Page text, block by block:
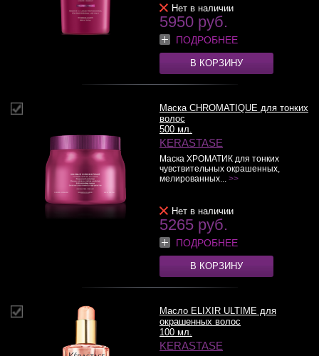
Нет в наличии
5950 руб.
ПОДРОБНЕЕ
В КОРЗИНУ
Маска CHROMATIQUE для тонких
волос
500 мл.
KERASTASE
Маска ХРОМАТИК для тонких
чувствительных окрашенных,
мелированных... >>
Нет в наличии
5265 руб.
ПОДРОБНЕЕ
В КОРЗИНУ
Масло ELIXIR ULTIME для
окрашенных волос
100 мл.
KERASTASE